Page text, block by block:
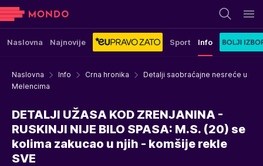
Naslovna Najnovije Sport Info
Naslovna Info Crna hronika
Detalji saobraćajne nesreće u
Melencima
DETALJI UŽASA KOD ZRENJANINA -
RUSKINJI NIJE BILO SPASA: M.S. (20) se
kolima zakucao u njih - komšije rekle
SVE